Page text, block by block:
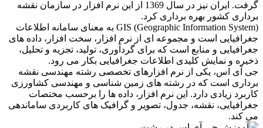
گرفت. ایران نیز در سال 1369 از این نرم افزار در سازمان نقشه
برداری کشور بهره برداری کرد.
GIS (Geographic Information System) به معنای سامانه اطلاعات
جغرافیایی است و مجموعه ای از نرم افزار، سخت افزار، داده های
جغرافیایی و منابع است که برای گردآوری، تولید، تجزیه و تحلیل،
ذخیره و نمایش کلیدی اطلاعات جغرافیایی بکار می رود.
جی آی اس، یکی از نرم افزارهای تخصصی رشته مهندسی نقشه
برداری است که در رشته های زمین شناسی و مهندسی کشاورزی
کاربرد زیادی دارد. این نرم افزار، داده ها را برحسب مختصات
جغرافیایی، نقشه، جدول، تصویر و گرافیک های کاربردی ساماندهی
می کند.